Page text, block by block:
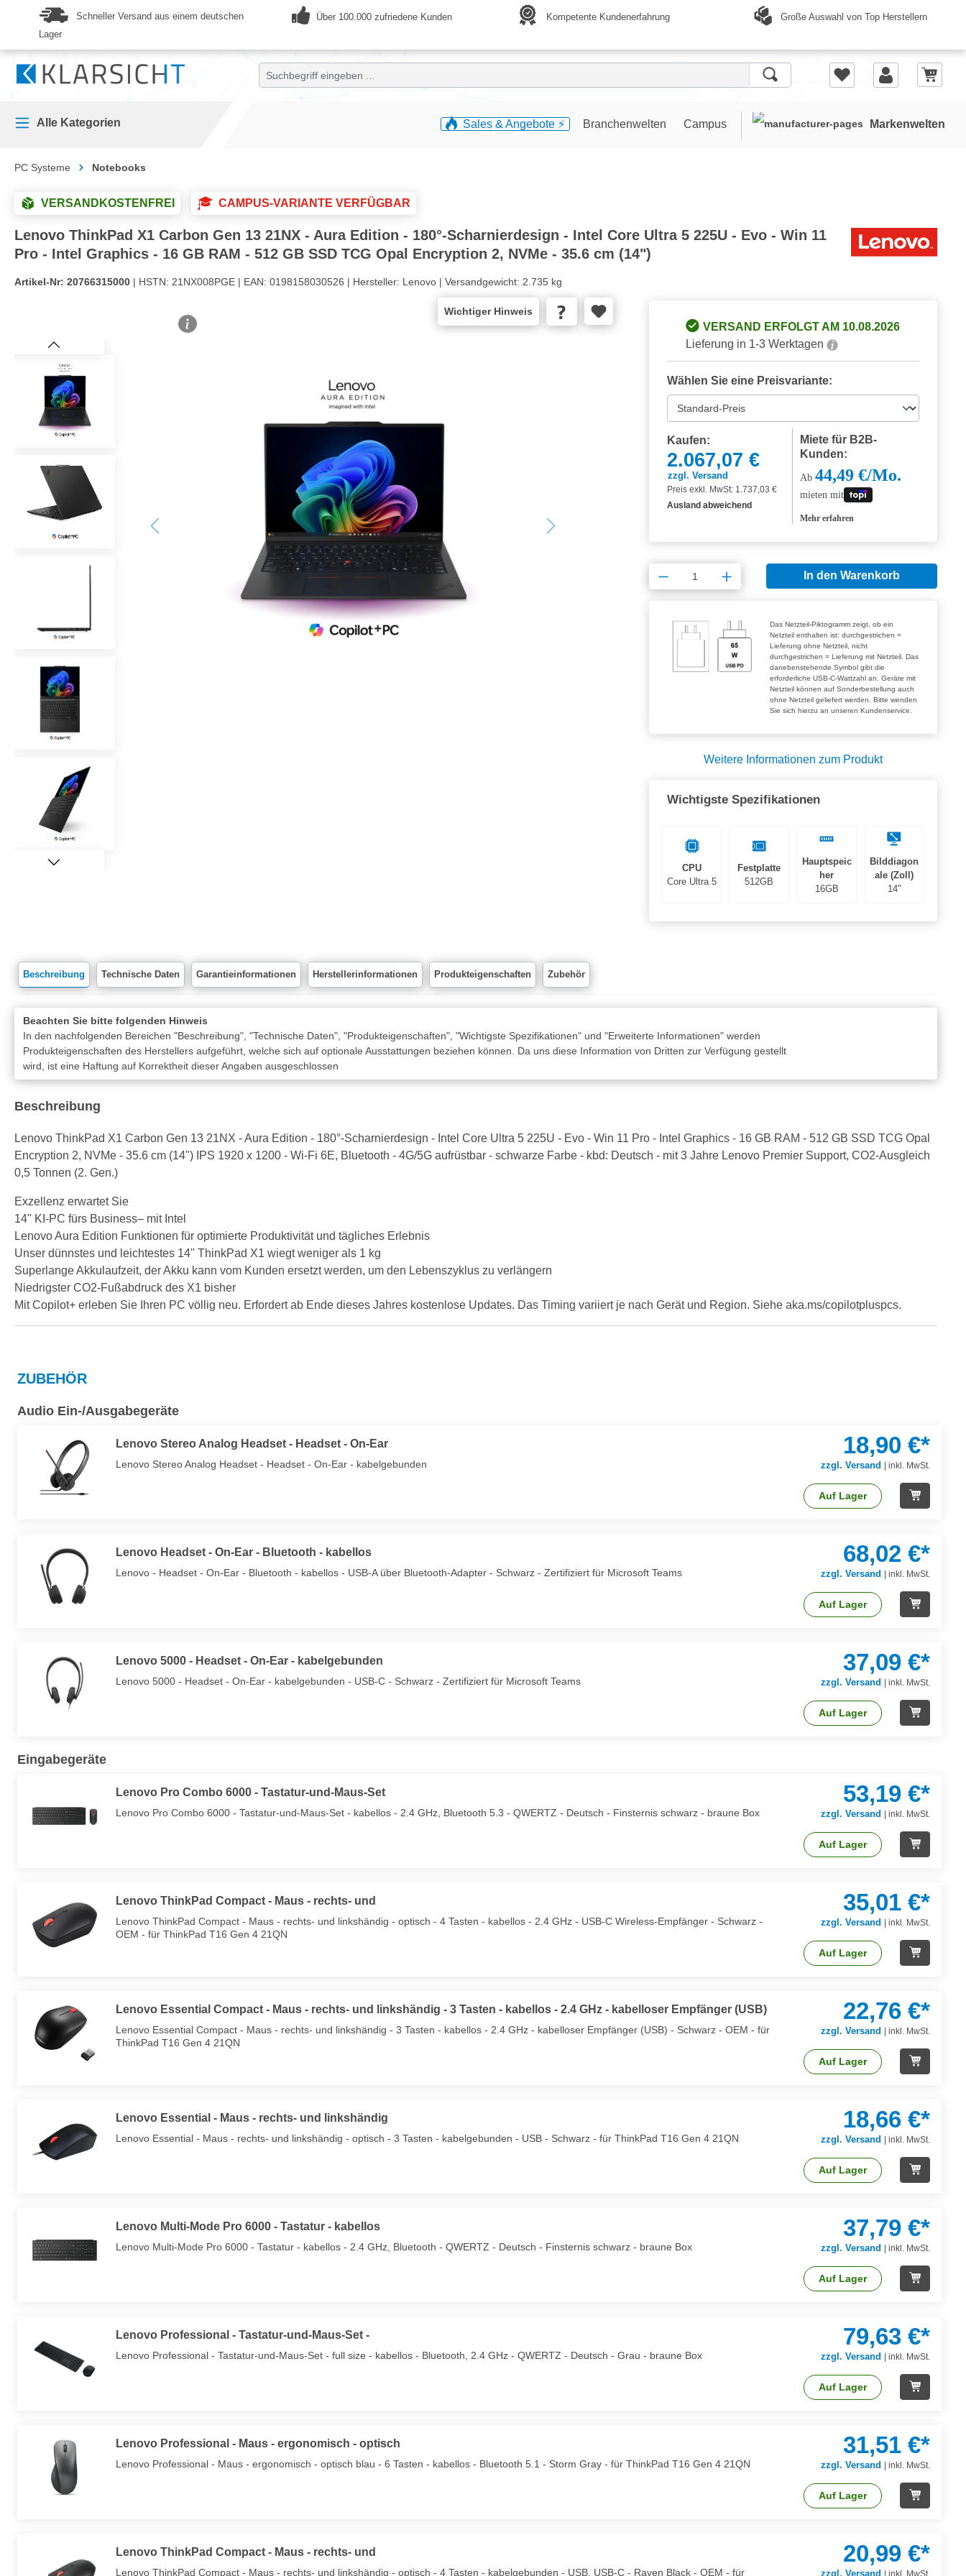
Zur Hauptnavigation springen
Schneller Versand aus einem deutschen
Lager
Über 100.000 zufriedene Kunden Kompetente Kundenerfahrung Große Auswahl von Top Herstellern
Alle Kategorien Sales & Angebote ⚡️ Branchenwelten Campus Markenwelten
PC Systeme Notebooks
VERSANDKOSTENFREI CAMPUS-VARIANTE VERFÜGBAR
Lenovo ThinkPad X1 Carbon Gen 13 21NX - Aura Edition - 180°-Scharnierdesign - Intel Core Ultra 5 225U - Evo - Win 11
Pro - Intel Graphics - 16 GB RAM - 512 GB SSD TCG Opal Encryption 2, NVMe - 35.6 cm (14")
Artikel-Nr: 20766315000 | HSTN: 21NX008PGE | EAN: 0198158030526 | Hersteller: Lenovo | Versandgewicht: 2.735 kg
Wichtiger Hinweis
Bildergalerie überspringen
VERSAND ERFOLGT AM 10.08.2026
Lieferung in 1-3 Werktagen
Wählen Sie eine Preisvariante:
Kaufen:
2.067,07 €
zzgl. Versand
Preis exkl. MwSt: 1.737,03 €
Ausland abweichend
Miete für B2B-
Kunden:
Ab44,49 €/Mo.
mieten mit
Mehr erfahren
Produkt Anzahl: Gib den gewünschten
In den Warenkorb
Das Netzteil-Piktogramm zeigt, ob ein
Netzteil enthalten ist: durchgestrichen =
Lieferung ohne Netzteil, nicht
durchgestrichen = Lieferung mit Netzteil. Das
danebenstehende Symbol gibt die
erforderliche USB-C-Wattzahl an. Geräte mit
Netzteil können auf Sonderbestellung auch
ohne Netzteil geliefert werden. Bitte wenden
Sie sich hierzu an unseren Kundenservice.
Weitere Informationen zum Produkt
Wichtigste Spezifikationen
CPU
Core Ultra 5
Festplatte
512GB
Hauptspeic
her
16GB
Bilddiagon
ale (Zoll)
14"
Beschreibung Technische Daten Garantieinformationen Herstellerinformationen Produkteigenschaften Zubehör
Beachten Sie bitte folgenden Hinweis
In den nachfolgenden Bereichen "Beschreibung", "Technische Daten", "Produkteigenschaften", "Wichtigste Spezifikationen" und "Erweiterte Informationen" werden
Produkteigenschaften des Herstellers aufgeführt, welche sich auf optionale Ausstattungen beziehen können. Da uns diese Information von Dritten zur Verfügung gestellt
wird, ist eine Haftung auf Korrektheit dieser Angaben ausgeschlossen
Beschreibung
Lenovo ThinkPad X1 Carbon Gen 13 21NX - Aura Edition - 180°-Scharnierdesign - Intel Core Ultra 5 225U - Evo - Win 11 Pro - Intel Graphics - 16 GB RAM - 512 GB SSD TCG Opal
Encryption 2, NVMe - 35.6 cm (14") IPS 1920 x 1200 - Wi-Fi 6E, Bluetooth - 4G/5G aufrüstbar - schwarze Farbe - kbd: Deutsch - mit 3 Jahre Lenovo Premier Support, CO2-Ausgleich
0,5 Tonnen (2. Gen.)
Exzellenz erwartet Sie
14'' KI-PC fürs Business– mit Intel
Lenovo Aura Edition Funktionen für optimierte Produktivität und tägliches Erlebnis
Unser dünnstes und leichtestes 14'' ThinkPad X1 wiegt weniger als 1 kg
Superlange Akkulaufzeit, der Akku kann vom Kunden ersetzt werden, um den Lebenszyklus zu verlängern
Niedrigster CO2-Fußabdruck des X1 bisher
Mit Copilot+ erleben Sie Ihren PC völlig neu. Erfordert ab Ende dieses Jahres kostenlose Updates. Das Timing variiert je nach Gerät und Region. Siehe aka.ms/copilotpluspcs.
ZUBEHÖR
Audio Ein-/Ausgabegeräte
Lenovo Stereo Analog Headset - Headset - On-Ear
Lenovo Stereo Analog Headset - Headset - On-Ear - kabelgebunden
18,90 €*
zzgl. Versand |inkl. MwSt.
Auf Lager
Lenovo Headset - On-Ear - Bluetooth - kabellos
Lenovo - Headset - On-Ear - Bluetooth - kabellos - USB-A über Bluetooth-Adapter - Schwarz - Zertifiziert für Microsoft Teams
68,02 €*
zzgl. Versand |inkl. MwSt.
Auf Lager
Lenovo 5000 - Headset - On-Ear - kabelgebunden
Lenovo 5000 - Headset - On-Ear - kabelgebunden - USB-C - Schwarz - Zertifiziert für Microsoft Teams
37,09 €*
zzgl. Versand |inkl. MwSt.
Auf Lager
Eingabegeräte
Lenovo Pro Combo 6000 - Tastatur-und-Maus-Set
Lenovo Pro Combo 6000 - Tastatur-und-Maus-Set - kabellos - 2.4 GHz, Bluetooth 5.3 - QWERTZ - Deutsch - Finsternis schwarz - braune Box
53,19 €*
zzgl. Versand |inkl. MwSt.
Auf Lager
Lenovo ThinkPad Compact - Maus - rechts- und
Lenovo ThinkPad Compact - Maus - rechts- und linkshändig - optisch - 4 Tasten - kabellos - 2.4 GHz - USB-C Wireless-Empfänger - Schwarz -
OEM - für ThinkPad T16 Gen 4 21QN
35,01 €*
zzgl. Versand |inkl. MwSt.
Auf Lager
Lenovo Essential Compact - Maus - rechts- und linkshändig - 3 Tasten - kabellos - 2.4 GHz - kabelloser Empfänger (USB)
Lenovo Essential Compact - Maus - rechts- und linkshändig - 3 Tasten - kabellos - 2.4 GHz - kabelloser Empfänger (USB) - Schwarz - OEM - für
ThinkPad T16 Gen 4 21QN
22,76 €*
zzgl. Versand |inkl. MwSt.
Auf Lager
Lenovo Essential - Maus - rechts- und linkshändig
Lenovo Essential - Maus - rechts- und linkshändig - optisch - 3 Tasten - kabelgebunden - USB - Schwarz - für ThinkPad T16 Gen 4 21QN
18,66 €*
zzgl. Versand |inkl. MwSt.
Auf Lager
Lenovo Multi-Mode Pro 6000 - Tastatur - kabellos
Lenovo Multi-Mode Pro 6000 - Tastatur - kabellos - 2.4 GHz, Bluetooth - QWERTZ - Deutsch - Finsternis schwarz - braune Box
37,79 €*
zzgl. Versand |inkl. MwSt.
Auf Lager
Lenovo Professional - Tastatur-und-Maus-Set -
Lenovo Professional - Tastatur-und-Maus-Set - full size - kabellos - Bluetooth, 2.4 GHz - QWERTZ - Deutsch - Grau - braune Box
79,63 €*
zzgl. Versand |inkl. MwSt.
Auf Lager
Lenovo Professional - Maus - ergonomisch - optisch
Lenovo Professional - Maus - ergonomisch - optisch blau - 6 Tasten - kabellos - Bluetooth 5.1 - Storm Gray - für ThinkPad T16 Gen 4 21QN
31,51 €*
zzgl. Versand |inkl. MwSt.
Auf Lager
Lenovo ThinkPad Compact - Maus - rechts- und
Lenovo ThinkPad Compact - Maus - rechts- und linkshändig - optisch - 4 Tasten - kabelgebunden - USB, USB-C - Raven Black - OEM - für
20,99 €*
zzgl. Versand |inkl. MwSt.